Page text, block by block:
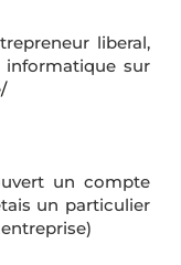
liberal,
sur
un compte
un particulier